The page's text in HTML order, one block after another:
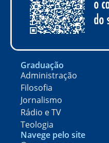
Graduação
Administração
Filosofia
Jornalismo
Rádio e TV
Teologia
Navege pelo site